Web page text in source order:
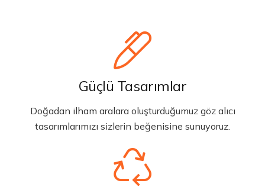
Güçlü Tasarımlar
Doğadan ilham aralara oluşturduğumuz göz alıcı
tasarımlarımızı sizlerin beğenisine sunuyoruz.